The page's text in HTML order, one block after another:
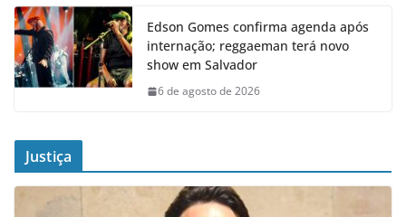
Edson Gomes confirma agenda após
internação; reggaeman terá novo
show em Salvador
6 de agosto de 2026
Justiça